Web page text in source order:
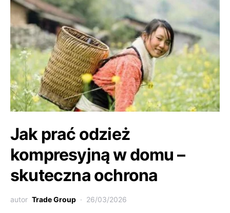
Jak prać odzież
kompresyjną w domu –
skuteczna ochrona
autor Trade Group 26/03/2026